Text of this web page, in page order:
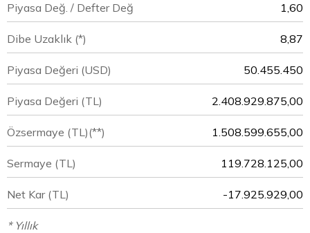
Piyasa Değ. / Defter Değ 1,60
Dibe Uzaklık (*) 8,87
Piyasa Değeri (USD) 50.455.450
Piyasa Değeri (TL) 2.408.929.875,00
Özsermaye (TL)(**) 1.508.599.655,00
Sermaye (TL) 119.728.125,00
Net Kar (TL) -17.925.929,00
* Yıllık